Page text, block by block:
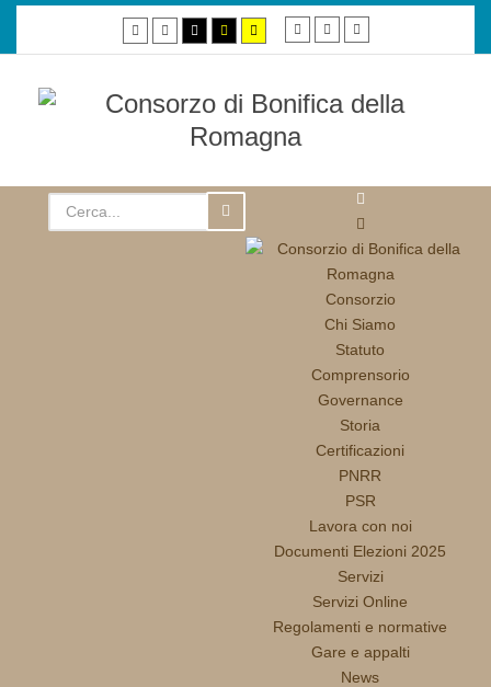
Default
mode
Night
mode
High
contrast
black/white
High
contrast
black/yellow
High
contrast
yellow/black
Smaller
font
Default
font
Larger
Consorzio
Chi Siamo
Statuto
Comprensorio
Governance
Storia
Certificazioni
PNRR
PSR
Lavora con noi
Documenti Elezioni 2025
Servizi
Servizi Online
Regolamenti e normative
Gare e appalti
News